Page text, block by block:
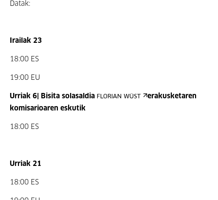
Datak:
Irailak 23
18:00 ES
19:00 EU
Urriak 6| Bisita solasaldia FLORIAN WÜST
erakusketaren
komisarioaren eskutik
18:00 ES
Urriak 21
18:00 ES